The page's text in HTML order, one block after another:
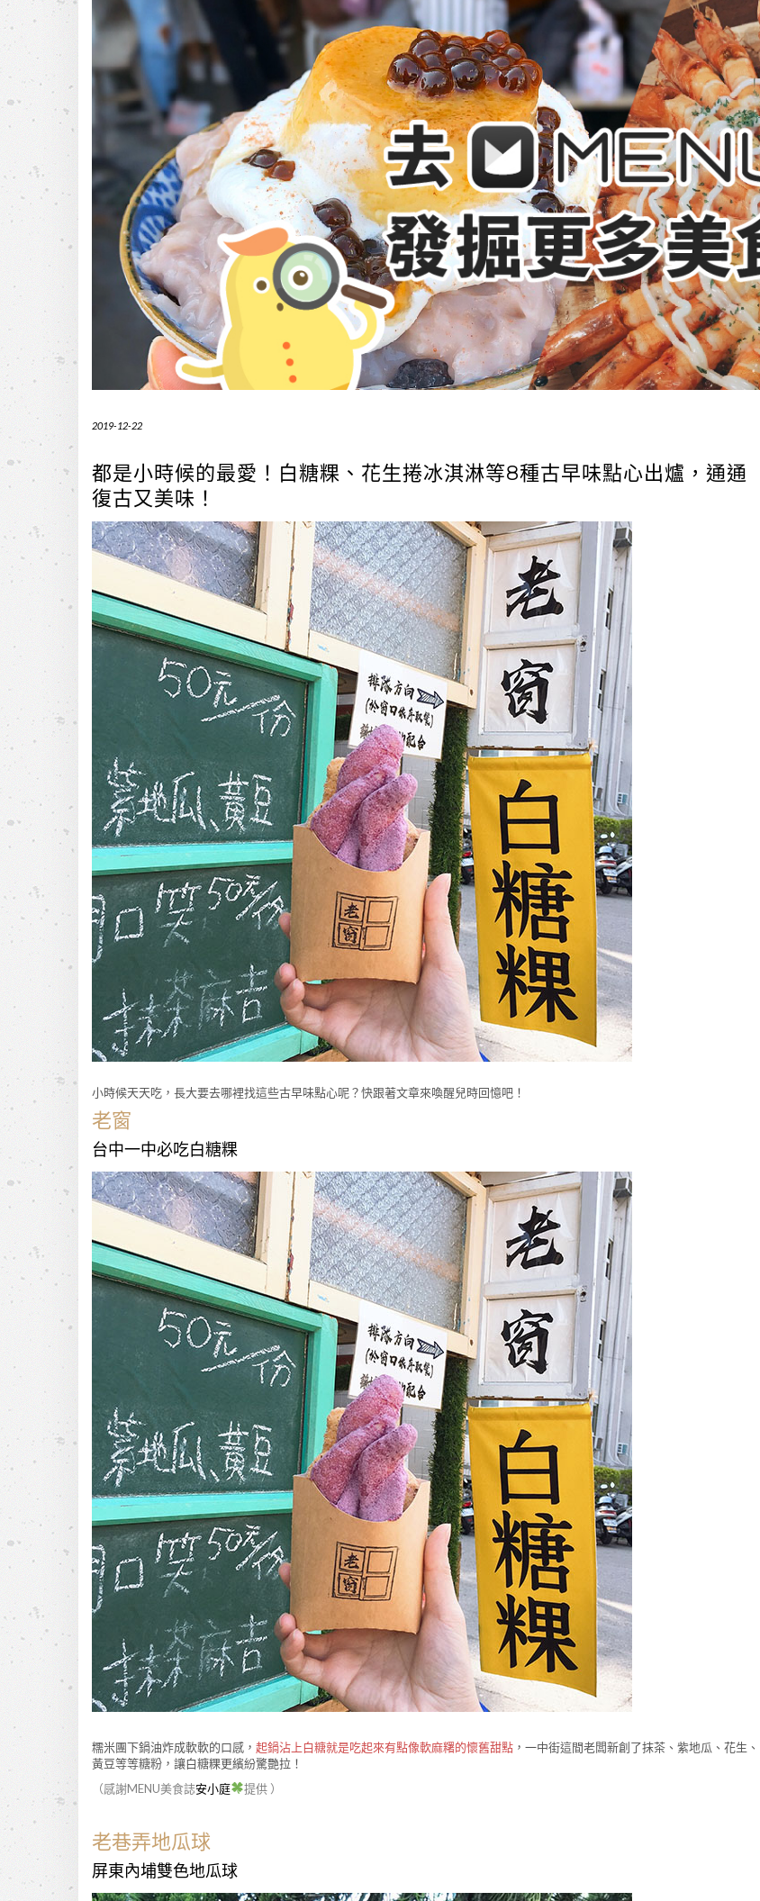
2019-12-22
都是小時候的最愛！白糖粿、花生捲冰淇淋等8種古早味點心出爐，通通
復古又美味！
小時候天天吃，長大要去哪裡找這些古早味點心呢？快跟著文章來喚醒兒時回憶吧！
老窗
台中一中必吃白糖粿
糯米團下鍋油炸成軟軟的口感， 起鍋沾上白糖就是吃起來有點像軟麻糬的懷舊甜點 ，一中街這間老闆新創了抹茶、紫地瓜、花生、
黃豆等等糖粉，讓白糖粿更繽紛驚艷拉！
（感謝MENU美食誌安小庭 提供 ）
老巷弄地瓜球
屏東內埔雙色地瓜球